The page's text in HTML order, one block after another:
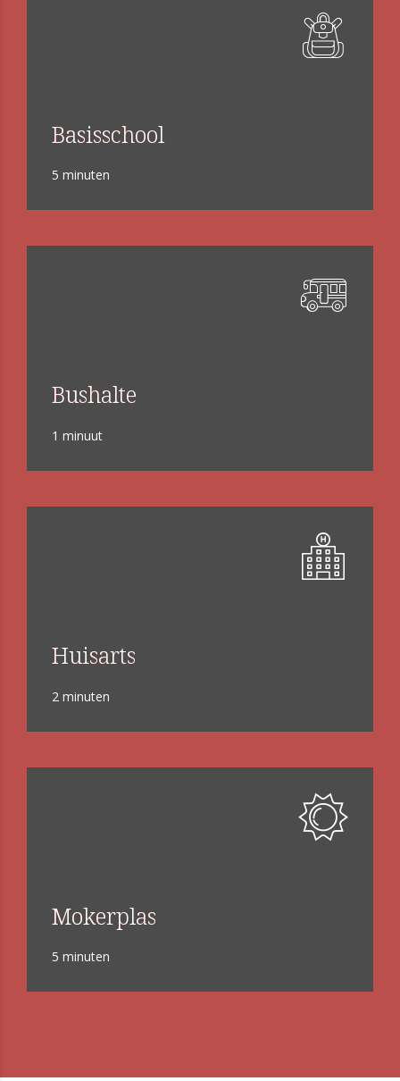
Basisschool
5 minuten
Bushalte
1 minuut
Huisarts
2 minuten
Mokerplas
5 minuten